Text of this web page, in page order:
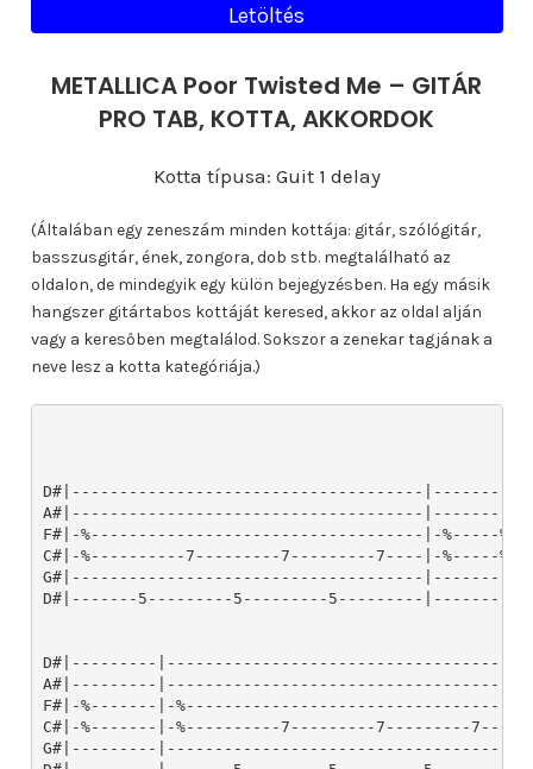
Letöltés
METALLICA Poor Twisted Me – GITÁR
PRO TAB, KOTTA, AKKORDOK
Kotta típusa: Guit 1 delay
(Általában egy zeneszám minden kottája: gitár, szólógitár,
basszusgitár, ének, zongora, dob stb. megtalálható az
oldalon, de mindegyik egy külön bejegyzésben. Ha egy másik
hangszer gitártabos kottáját keresed, akkor az oldal alján
vagy a keresőben megtalálod. Sokszor a zenekar tagjának a
neve lesz a kotta kategóriája.)
D#|-------------------------------------
A#|-------------------------------------
F#|-%-----------------------------------|-%-----
C#|-%----------7---------7---------7----|-%-----
G#|-------------------------------------
D#|-------5---------5---------5---------
D#|---------
A#|---------
F#|-%-------|-%-----------------------------------
C#|-%-------|-%----------7---------7---------7----|-
G#|---------|-------------------------------------